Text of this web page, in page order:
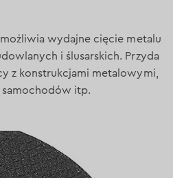
wydajne cięcie metalu
i ślusarskich. Przyda
z konstrukcjami metalowymi,
itp.